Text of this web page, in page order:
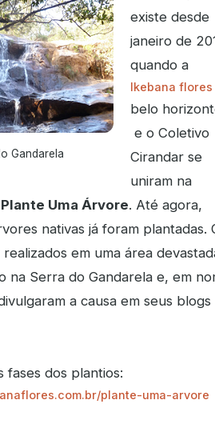
Gandarela
existe desde
janeiro de
quando a
Ikebana flores
belo
e o Coletivo
Cirandar se
uniram na
Plante Uma Árvore. Até agora,
nativas já foram plantadas.
em uma área
na Serra do Gandarela e, em
a causa em seus blogs
fases dos plantios:
plante-uma-arvore